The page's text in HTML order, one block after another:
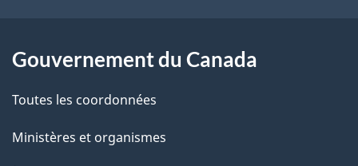
Gouvernement du Canada
Toutes les coordonnées
Ministères et organismes